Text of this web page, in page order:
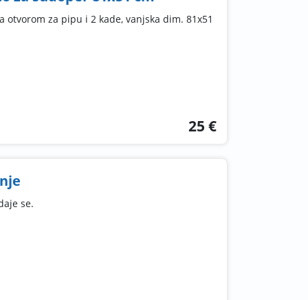
otvorom za pipu i 2 kade, vanjska dim. 81x51
25 €
se.